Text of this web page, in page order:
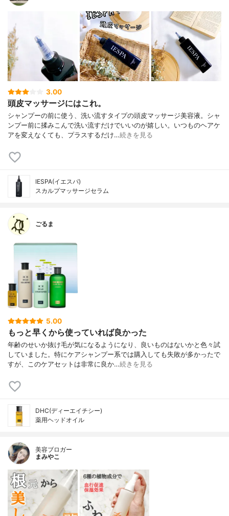
3.00
頭皮マッサージにはこれ。
シャンプーの前に使う、洗い流すタイプの頭皮マッサージ美容液。シャ
ンプー前に揉みこんで洗い流すだけでいいのが嬉しい。いつものヘアケ
アを変えなくても、プラスするだけ…続きを見る
IESPA(イエスパ)
スカルプマッサージセラム
ごるま
5.00
もっと早くから使っていれば良かった
年齢のせいか抜け毛が気になるようになり、良いものはないかと色々試
していました。特にケアシャンプー系では購入しても失敗が多かったで
すが、このケアセットは非常に良か…続きを見る
DHC(ディーエイチシー)
薬用ヘッドオイル
美容ブロガー
まみやこ